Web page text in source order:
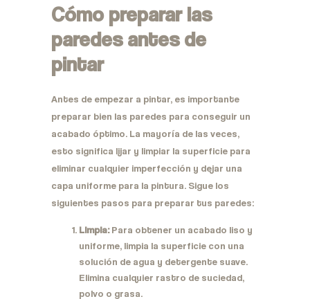
Cómo preparar las
paredes antes de
pintar
Antes de empezar a pintar, es importante
preparar bien las paredes para conseguir un
acabado óptimo. La mayoría de las veces,
esto significa lijar y limpiar la superficie para
eliminar cualquier imperfección y dejar una
capa uniforme para la pintura. Sigue los
siguientes pasos para preparar tus paredes:
Limpia:Para obtener un acabado liso y
uniforme, limpia la superficie con una
solución de agua y detergente suave.
Elimina cualquier rastro de suciedad,
polvo o grasa.